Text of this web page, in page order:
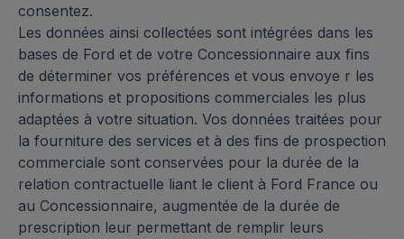
consentez.
Les données ainsi collectées sont intégrées dans les
bases de Ford et de votre Concessionnaire aux fins
de déterminer vos préférences et vous envoye r les
informations et propositions commerciales les plus
adaptées à votre situation. Vos données traitées pour
la fourniture des services et à des fins de prospection
commerciale sont conservées pour la durée de la
relation contractuelle liant le client à Ford France ou
au Concessionnaire, augmentée de la durée de
prescription leur permettant de remplir leurs